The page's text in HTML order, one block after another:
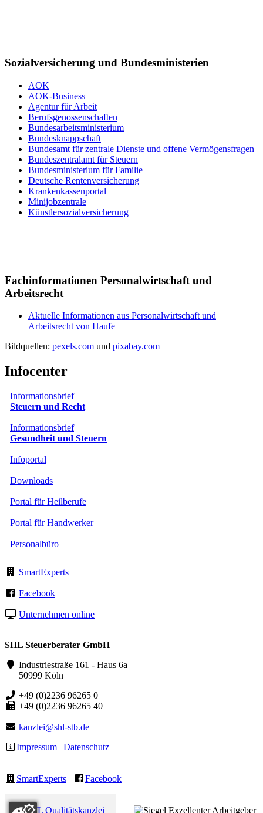
Sozialversicherung und Bundesministerien
AOK
AOK-Business
Agentur für Arbeit
Berufsgenossenschaften
Bundesarbeitsministerium
Bundesknappschaft
Bundesamt für zentrale Dienste und offene Vermögensfragen
Bundeszentralamt für Steuern
Bundesministerium für Familie
Deutsche Rentenversicherung
Krankenkassenportal
Minijobzentrale
Künstlersozialversicherung
Fachinformationen Personalwirtschaft und
Arbeitsrecht
Aktuelle Informationen aus Personalwirtschaft und
Arbeitsrecht von Haufe
Bildquellen: pexels.com und pixabay.com
Infocenter
Informationsbrief
Steuern und Recht
Informationsbrief
Gesundheit und Steuern
Infoportal
Downloads
Portal für Heilberufe
Portal für Handwerker
Personalbüro
SmartExperts
Facebook
Unternehmen online
SHL Steuerberater GmbH
Industriestraße 161 - Haus 6a
50999 Köln
+49 (0)2236 96265 0
+49 (0)2236 96265 40
kanzlei@shl-stb.de
Impressum | Datenschutz
SmartExperts Facebook